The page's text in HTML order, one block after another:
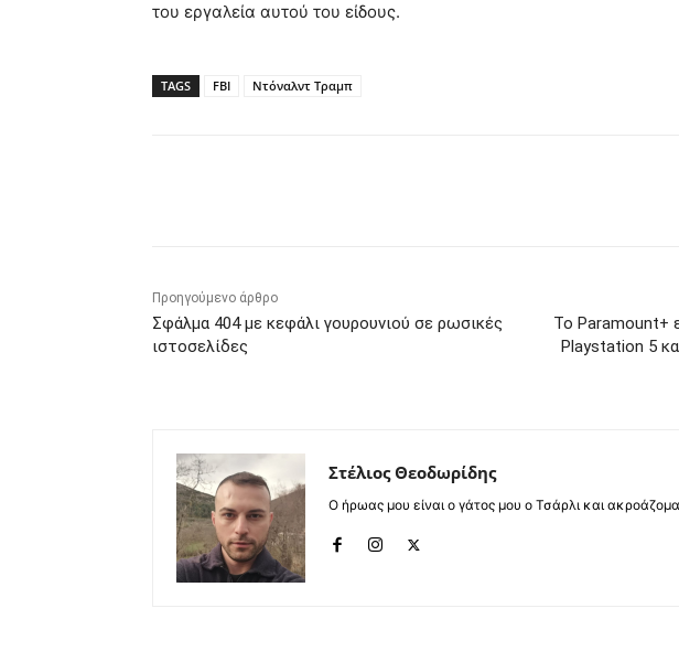
του εργαλεία αυτού του είδους.
TAGS FBI Ντόναλντ Τραμπ
Προηγούμενο άρθρο
Σφάλμα 404 με κεφάλι γουρουνιού σε ρωσικές
ιστοσελίδες
Το Paramount+
Playstation 5
Στέλιος Θεοδωρίδης
Ο ήρωας μου είναι ο γάτος μου ο Τσάρλι και